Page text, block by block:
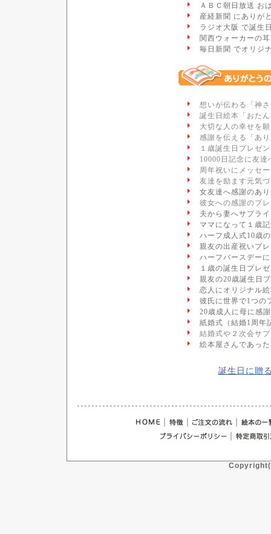
ＡＢＣ朝日放送 お
産経新聞 にありが
ラジオ大阪 で誕生
関西ウォーカーの
毎日新聞 でオリジ
想いが伝わる「神
誕生日絵本「おた
大切な人の幸せを
感謝を伝える「あ
１歳誕生日プレゼ
10000日記念に友達
周年祝いにメッセ
友達を励ます元気
女友達へ感謝のあ
彼女への感謝のプ
夫から妻へサプラ
ママになって１歳
ハーフ成人式10歳
親友の出産祝いプ
ハーフバースデー
１歳の誕生日プレ
親友の20歳誕生日
恋人にオリジナル
彼氏に世界で1つの
20歳成人に母に感
紙婚式（結婚1周年
結婚式や２次会サ
絵本屋さんであっ
誕生日に贈